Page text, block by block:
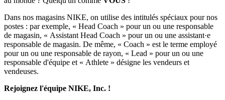
Dans nos magasins NIKE, on utilise des intitulés spéciaux pour nos
postes : par exemple, « Head Coach » pour un ou une responsable
de magasin, « Assistant Head Coach » pour un ou une assistant·e
responsable de magasin. De même, « Coach » est le terme employé
pour un ou une responsable de rayon, « Lead » pour un ou une
responsable d'équipe et « Athlete » désigne les vendeurs et
vendeuses.
Rejoignez l'équipe NIKE, Inc. !